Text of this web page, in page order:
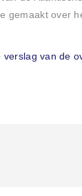
gemaakt over
verslag van de